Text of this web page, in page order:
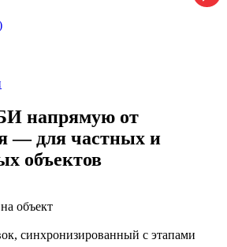
напрямую от
— для частных и
объектов
объект
синхронизированный с этапами